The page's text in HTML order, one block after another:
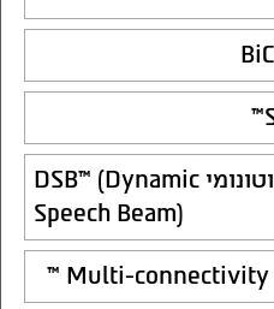
זיהוי דיבור דינאמי אוטונומי DSB™ (Dynamic
Speech Beam)